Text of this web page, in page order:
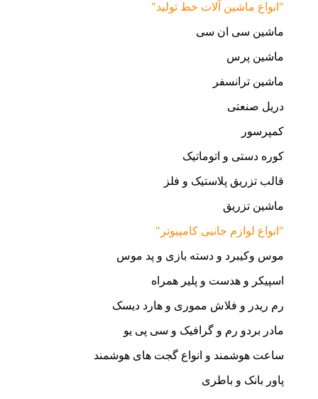
"انواع ماشین آلات خط تولید"
ماشین سی ان سی
ماشین پرس
ماشین ترانسفر
دریل صنعتی
کمپرسور
کوره دستی و اتوماتیک
قالب تزریق پلاستیک و فلز
ماشین تزریق
"انواع لوازم جانبی کامپیوتر"
موس وکیبرد و دسته بازی و پد موس
اسپیکر و هدست و پلیر همراه
رم ریدر و فلاش مموری و هارد دیسک
مادر بردو رم و گرافیک و سی پی یو
ساعت هوشمند و انواع گجت های هوشمند
پاور بانک و باطری